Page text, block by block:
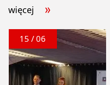
więcej
15 / 06